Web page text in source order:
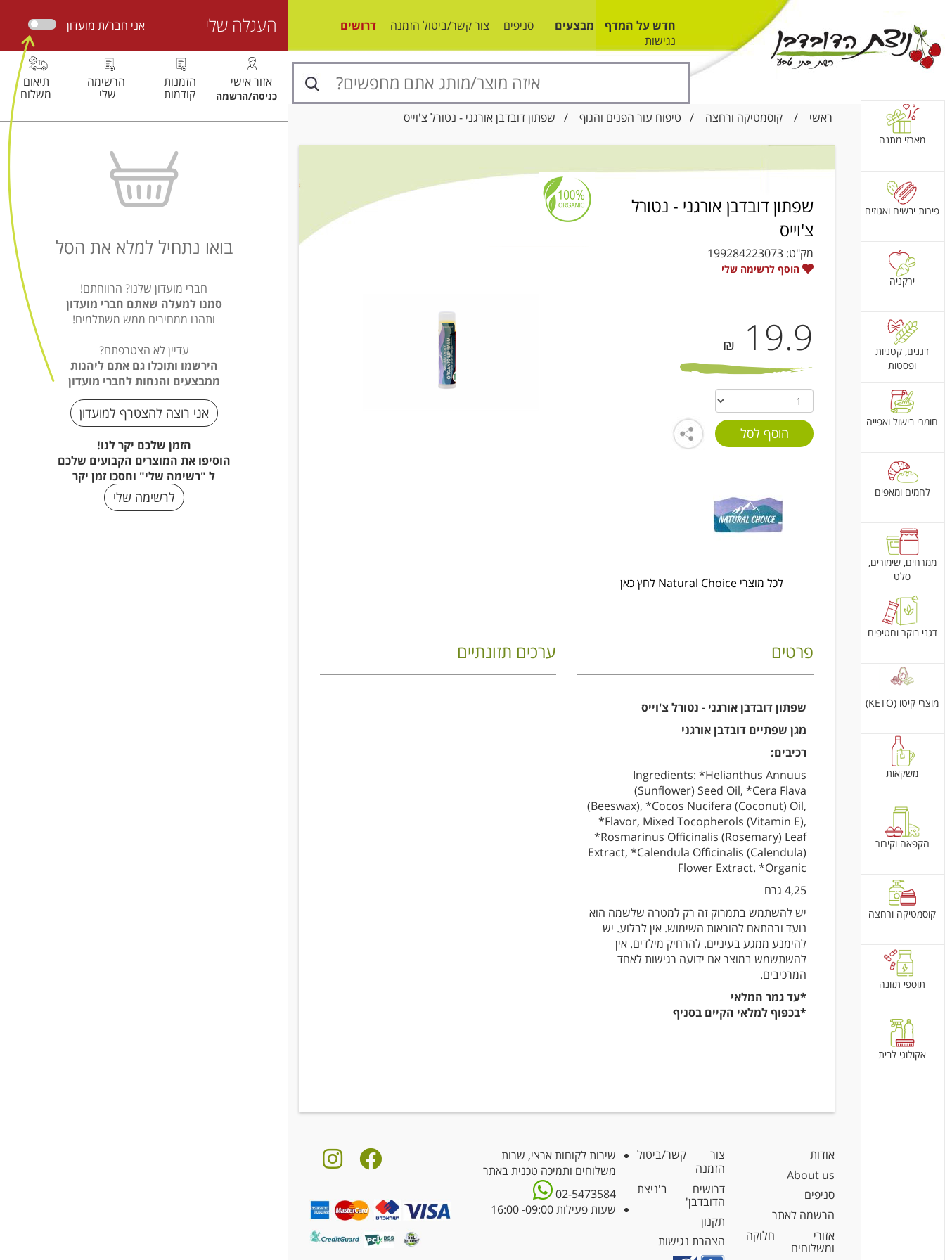
חדש על המדף מבצעים סניפים צור קשר/ביטול הזמנה
דרושים
נגישות
ראשי / קוסמטיקה ורחצה / טיפוח עור הפנים והגוף / שפתון דובדבן אורגני - נטורל צ'וייס
מארזי מתנה
פירות יבשים ואגוזים
ירקניה
דגנים, קטניות
ופסטות
חומרי בישול ואפייה
לחמים ומאפים
ממרחים, שימורים,
סלט
דגני בוקר וחטיפים
מוצרי קיטו (KETO)
משקאות
הקפאה וקירור
קוסמטיקה ורחצה
תוספי תזונה
אקולוגי לבית
שפתון דובדבן אורגני - נטורל
צ'וייס
מק"ט: 199284223073
הוסף לרשימה שלי
19.9
₪
לכל מוצרי Natural Choice לחץ כאן
פרטים
שפתון דובדבן אורגני - נטורל צ'וייס
מגן שפתיים דובדבן אורגני
רכיבים:
Ingredients: *Helianthus Annuus
(Sunflower) Seed Oil, *Cera Flava
(Beeswax), *Cocos Nucifera (Coconut) Oil,
*Flavor, Mixed Tocopherols (Vitamin E),
*Rosmarinus Officinalis (Rosemary) Leaf
Extract, *Calendula Officinalis (Calendula)
Flower Extract. *Organic
4,25 גרם
יש להשתמש בתמרוק זה רק למטרה שלשמה הוא
נועד ובהתאם להוראות השימוש. אין לבלוע. יש
להימנע ממגע בעיניים. להרחיק מילדים. אין
להשתשמש במוצר אם ידועה רגישות לאחד
המרכיבים.
*עד גמר המלאי
*בכפוף למלאי הקיים בסניף
ערכים תזונתיים
אודות
About us
סניפים
הרשמה לאתר
אזורי חלוקה
ומשלוחים
צור קשר/ביטול
הזמנה
דרושים ב'ניצת
הדובדבן'
תקנון
הצהרת נגישות
שירות לקוחות ארצי, שרות
משלוחים ותמיכה טכנית באתר
02-5473584
שעות פעילות 09:00- 16:00